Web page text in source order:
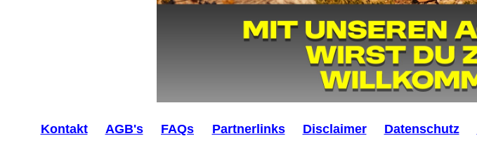
Kontakt AGB's FAQs Partnerlinks Disclaimer Datenschutz